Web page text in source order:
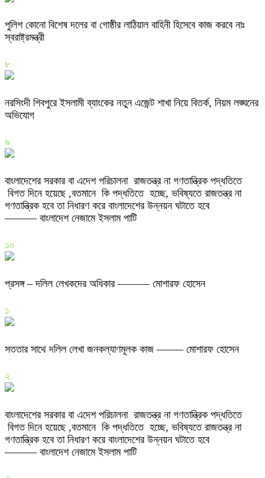
পুলিশ কোনো বিশেষ দলের বা গোষ্ঠীর লাঠিয়াল বাহিনী হিসেবে কাজ করবে নাঃ
স্বরাষ্ট্রমন্ত্রী
৮
নরসিংদী শিবপুরে ইসলামী ব্যাংকের নতুন এজেন্ট শাখা নিয়ে বিতর্ক, নিয়ম লঙ্ঘনের
অভিযোগ
৯
বাংলাদেশের সরকার বা এদেশ পরিচালনা রাজতন্ত্র না গণতান্ত্রিক পদ্ধতিতে
বিগত দিনে হয়েছে ,বতমানে কি পদ্ধতিতে হচ্ছে, ভবিষ্যতে রাজতন্ত্র না
গণতান্ত্রিক হবে তা নিধারণ করে বাংলাদেশের উন্নয়ন ঘটাতে হবে
——— বাংলাদেশ নেজামে ইসলাম পাটি
১০
প্রসঙ্গ – দলিল লেখকদের অধিকার ——— মোশারফ হোসেন
১
সততার সাথে দলিল লেখা জনকল্যাণমূলক কাজ ——– মোশারফ হোসেন
২
বাংলাদেশের সরকার বা এদেশ পরিচালনা রাজতন্ত্র না গণতান্ত্রিক পদ্ধতিতে
বিগত দিনে হয়েছে ,বতমানে কি পদ্ধতিতে হচ্ছে, ভবিষ্যতে রাজতন্ত্র না
গণতান্ত্রিক হবে তা নিধারণ করে বাংলাদেশের উন্নয়ন ঘটাতে হবে
——— বাংলাদেশ নেজামে ইসলাম পাটি